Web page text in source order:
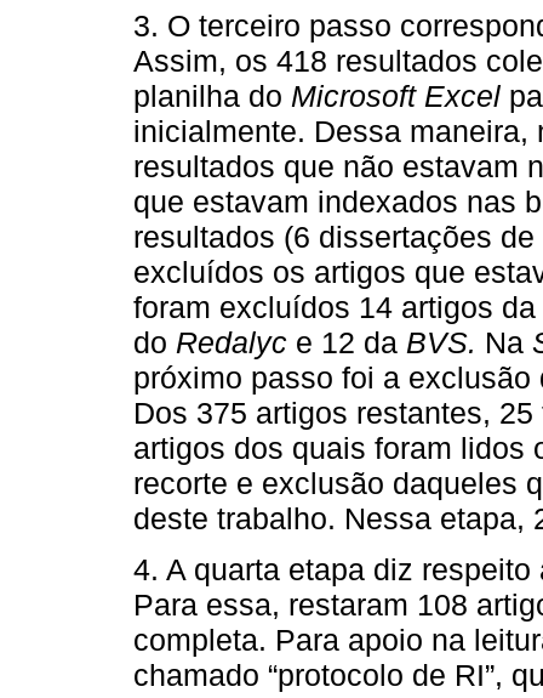
3. O terceiro passo
Assim, os 418 resultados
planilha do Microsoft Excel
inicialmente. Dessa
resultados que não estavam
que estavam indexados nas
resultados (6 dissertações
excluídos os artigos que
foram excluídos 14 artigos
do Redalyc e 12 da BVS. Na
próximo passo foi a
Dos 375 artigos restantes,
artigos dos quais foram lidos
recorte e exclusão daqueles
deste trabalho. Nessa etapa,
4. A quarta etapa diz
Para essa, restaram 108
completa. Para apoio na
chamado “protocolo de RI”,